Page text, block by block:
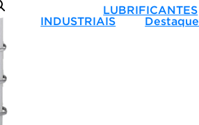
LUBRIFICANTES
INDUSTRIAIS
Destaque